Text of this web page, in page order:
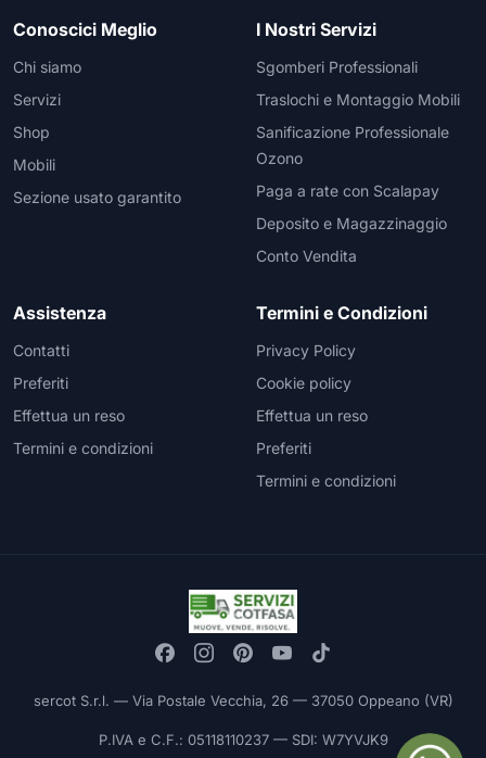
Conoscici Meglio
Chi siamo
Servizi
Shop
Mobili
Sezione usato garantito
I Nostri Servizi
Sgomberi Professionali
Traslochi e Montaggio Mobili
Sanificazione Professionale
Ozono
Paga a rate con Scalapay
Deposito e Magazzinaggio
Conto Vendita
Assistenza
Contatti
Preferiti
Effettua un reso
Termini e condizioni
Termini e Condizioni
Privacy Policy
Cookie policy
Effettua un reso
Preferiti
Termini e condizioni
sercot S.r.l. — Via Postale Vecchia, 26 — 37050 Oppeano (VR)
P.IVA e C.F.: 05118110237 — SDI: W7YVJK9